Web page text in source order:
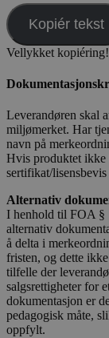
Kopiér tekst
Vellykket kopiéring!
Leverandøren skal
miljømerket. Har
navn på
Hvis produktet ikke
sertifikat/lisensbevis
Alternativ
I henhold til FOA §
alternativ
å delta i
fristen, og dette
tilfelle der
salgsrettigheter for
dokumentasjon er
pedagogisk måte,
oppfylt.